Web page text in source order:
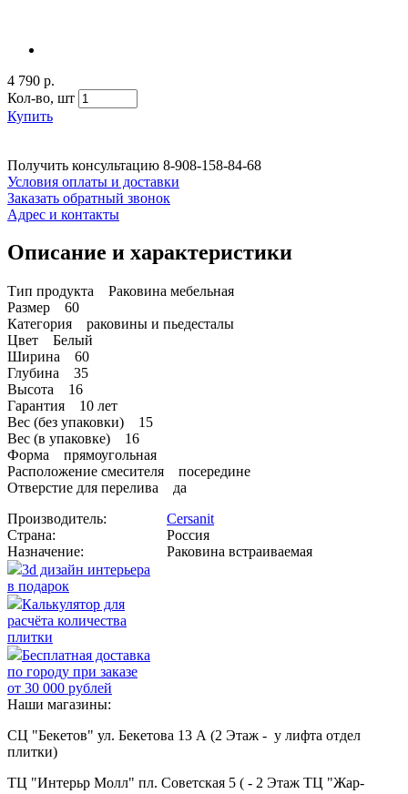
4 790 р.
Кол-во, шт
Купить
Получить консультацию 8-908-158-84-68
Условия оплаты и доставки
Заказать обратный звонок
Адрес и контакты
Описание и характеристики
Тип продукта Раковина мебельная
Размер 60
Категория раковины и пьедесталы
Цвет Белый
Ширина 60
Глубина 35
Высота 16
Гарантия 10 лет
Вес (без упаковки) 15
Вес (в упаковке) 16
Форма прямоугольная
Расположение смесителя посередине
Отверстие для перелива да
Производитель:
Cersanit
Страна:
Россия
Назначение:
Раковина встраиваемая
3d дизайн интерьера
в подарок
Калькулятор для
расчёта количества
плитки
Бесплатная доставка
по городу при заказе
от 30 000 рублей
Наши магазины:
СЦ "Бекетов" ул. Бекетова 13 А (2 Этаж - у лифта отдел
плитки)
ТЦ "Интерьр Молл" пл. Советская 5 ( - 2 Этаж ТЦ "Жар-